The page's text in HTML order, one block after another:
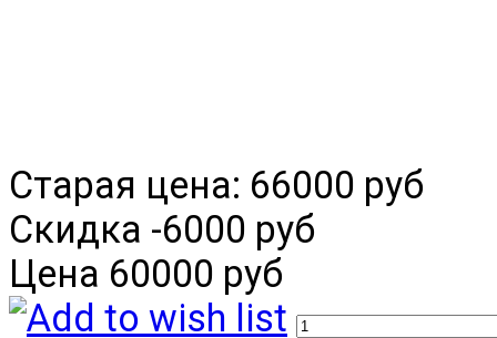
Старая цена: 66000 руб
Скидка -6000 руб
Цена 60000 руб